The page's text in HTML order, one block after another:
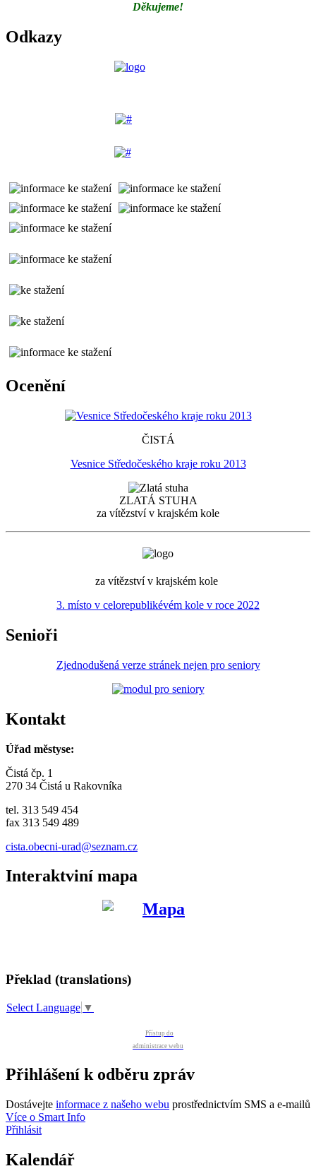
Děkujeme!
Odkazy
Ocenění
ČISTÁ
Vesnice Středočeského kraje roku 2013
ZLATÁ STUHA
za vítězství v krajském kole
za vítězství v krajském kole
3. místo v celorepublikévém kole v roce 2022
Senioři
Zjednodušená verze stránek nejen pro seniory
Kontakt
Úřad městyse:
Čistá čp. 1
270 34 Čistá u Rakovníka
tel. 313 549 454
fax 313 549 489
cista.obecni-urad@seznam.cz
Interaktviní mapa
Překlad (translations)
Select Language ▼
Přístup do
administrace webu
Přihlášení k odběru zpráv
Dostávejte informace z našeho webu prostřednictvím SMS a e-mailů
Více o Smart Info
Přihlásit
Kalendář